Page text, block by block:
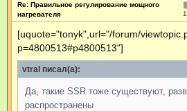
Re: Правильное регулирование мощного
нагревателя
[uquote="tonyk",url="/forum/
p=4800513#p4800513"]
vtral писал(а):
Да, такие SSR тоже существуют,
распространены